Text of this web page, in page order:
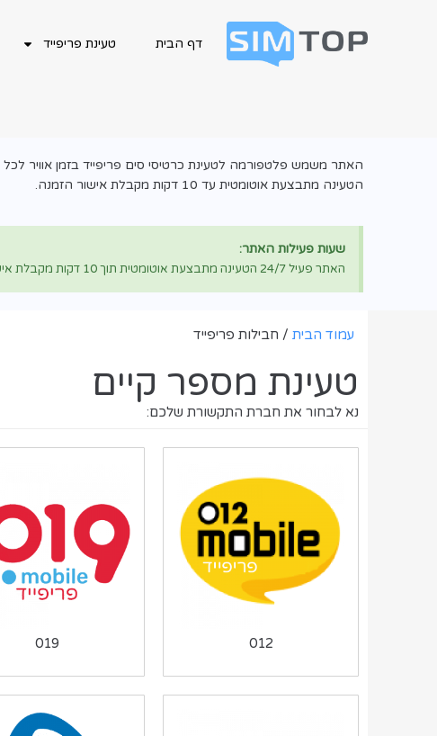
דף הבית טעינת פריפייד
האתר משמש פלטפורמה לטעינת כרטיסי סים פריפייד בזמן אוויר
הטעינה מתבצעת אוטומטית עד 10 דקות מקבלת אישור הזמנה.
שעות פעילות האתר:
האתר פעיל 24/7 הטעינה מתבצעת אוטומטית תוך 10 דקות מקבלת אישור הזמנה.
עמוד הבית / חבילות פריפייד
טעינת מספר קיים
נא לבחור את חברת התקשורת שלכם:
012
019